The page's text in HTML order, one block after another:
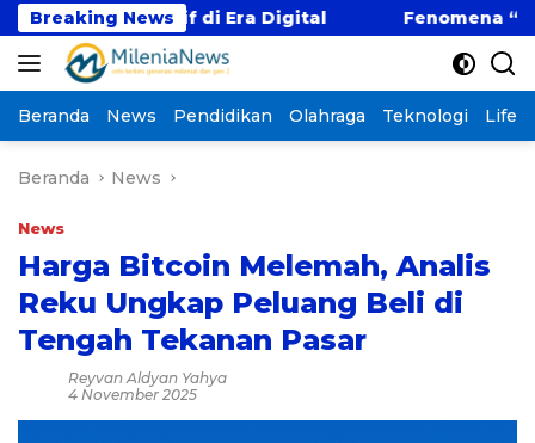
Langsung
ke
konten
Breaking News
di Era Digital Fenomena “Kabur Aja
Beranda News Pendidikan Olahraga Teknologi
Beranda News
News
Harga Bitcoin Melemah, Analis
Reku Ungkap Peluang Beli di
Tengah Tekanan Pasar
Reyvan Aldyan Yahya
4 November 2025